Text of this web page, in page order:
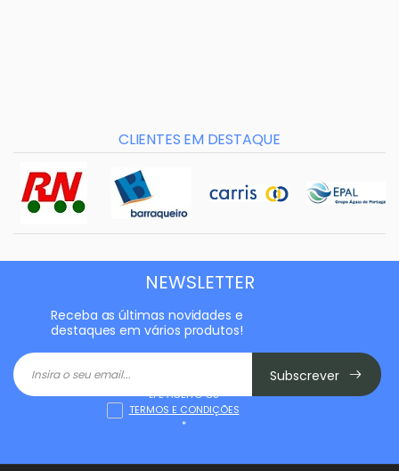
CLIENTES EM DESTAQUE
NEWSLETTER
Receba as últimas novidades e
destaques em vários produtos!
Subscrever
LI E ACEITO OS
TERMOS E CONDIÇÕES
*